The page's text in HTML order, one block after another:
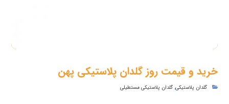
خرید و قیمت روز گلدان پلاستیکی پهن
گلدان پلاستیکی,گلدان پلاستیکی مستطیلی